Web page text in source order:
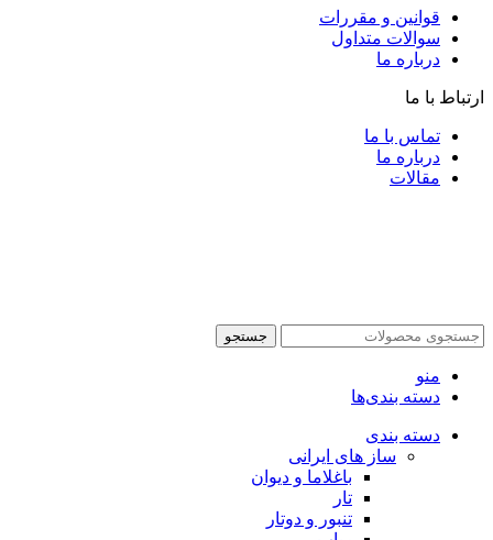
قوانین و مقررات
سوالات متداول
درباره ما
ارتباط با ما
تماس با ما
درباره ما
مقالات
جستجو
منو
دسته بندی‌ها
دسته بندی
ساز های ایرانی
باغلاما و دیوان
تار
تنبور و دوتار